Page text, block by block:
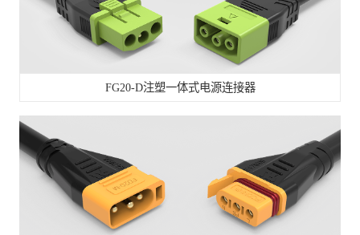
FG20-D注塑一体式电源连接器